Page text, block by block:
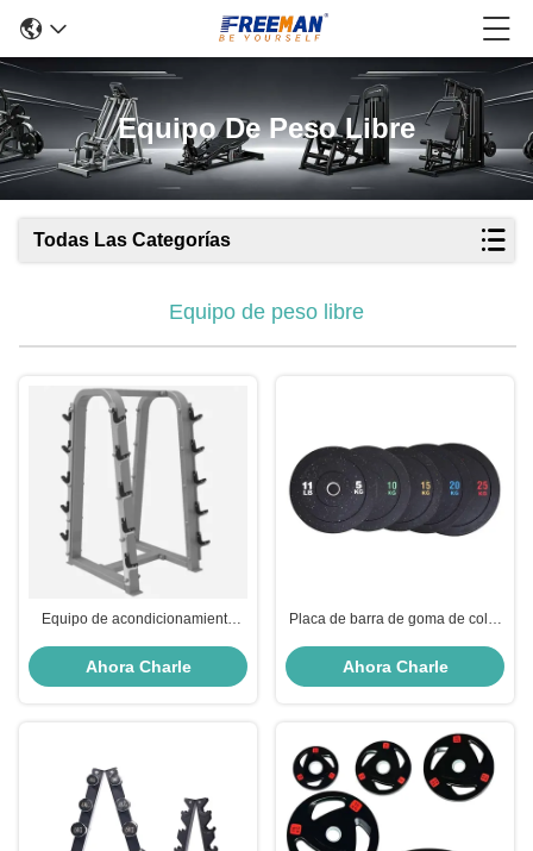
Equipo De Peso Libre
Todas Las Categorías
Equipo de peso libre
Equipo de acondicionamiento
hogar de alta calidad
Ahora Charle
Placa de barra de goma de color
para el hogar placa de peso para
parachoques
Ahora Charle